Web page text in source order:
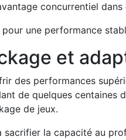
concurrentiel
une performance
et
des performances
de quelques
de jeux.
sacrifier la capacité au